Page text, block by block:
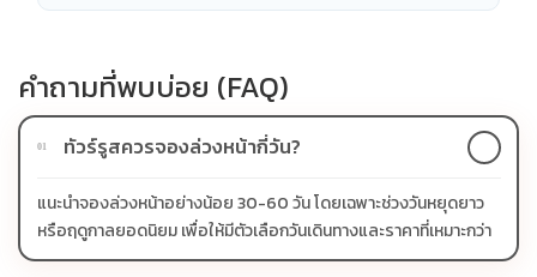
คำถามที่พบบ่อย (FAQ)
01 ทัวร์รูสควรจองล่วงหน้ากี่วัน?
แนะนำจองล่วงหน้าอย่างน้อย 30-60 วัน โดยเฉพาะช่วงวันหยุดยาว
หรือฤดูกาลยอดนิยม เพื่อให้มีตัวเลือกวันเดินทางและราคาที่เหมาะกว่า